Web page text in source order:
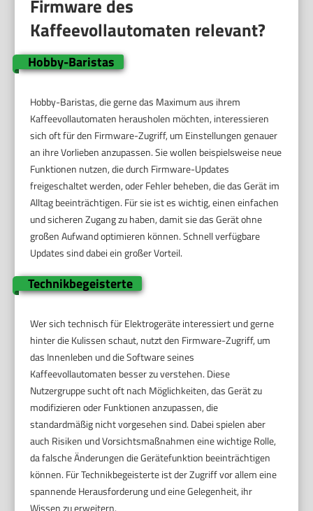
Firmware des
Kaffeevollautomaten relevant?
Hobby-Baristas
Hobby-Baristas, die gerne das Maximum aus ihrem
Kaffeevollautomaten herausholen möchten, interessieren
sich oft für den Firmware-Zugriff, um Einstellungen genauer
an ihre Vorlieben anzupassen. Sie wollen beispielsweise neue
Funktionen nutzen, die durch Firmware-Updates
freigeschaltet werden, oder Fehler beheben, die das Gerät im
Alltag beeinträchtigen. Für sie ist es wichtig, einen einfachen
und sicheren Zugang zu haben, damit sie das Gerät ohne
großen Aufwand optimieren können. Schnell verfügbare
Updates sind dabei ein großer Vorteil.
Technikbegeisterte
Wer sich technisch für Elektrogeräte interessiert und gerne
hinter die Kulissen schaut, nutzt den Firmware-Zugriff, um
das Innenleben und die Software seines
Kaffeevollautomaten besser zu verstehen. Diese
Nutzergruppe sucht oft nach Möglichkeiten, das Gerät zu
modifizieren oder Funktionen anzupassen, die
standardmäßig nicht vorgesehen sind. Dabei spielen aber
auch Risiken und Vorsichtsmaßnahmen eine wichtige Rolle,
da falsche Änderungen die Gerätefunktion beeinträchtigen
können. Für Technikbegeisterte ist der Zugriff vor allem eine
spannende Herausforderung und eine Gelegenheit, ihr